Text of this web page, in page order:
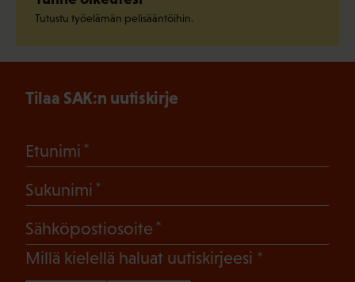
Tutustu työelämän pelisääntöihin.
Tilaa SAK:n uutiskirje
Etunimi
Sukunimi
Sähköpostiosoite
Millä kielellä haluat uutiskirjeesi (Pakollinen)